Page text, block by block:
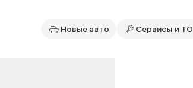
Новые авто Сервисы и ТО